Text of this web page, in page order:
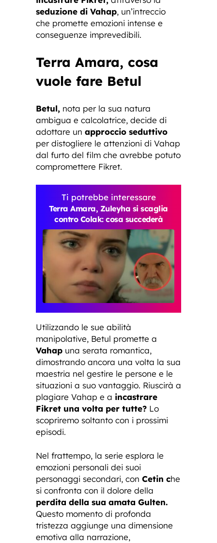
seduzione di Vahap, un’intreccio
che promette emozioni intense e
conseguenze imprevedibili.
Terra Amara, cosa
vuole fare Betul
Betul, nota per la sua natura
ambigua e calcolatrice, decide di
adottare un approccio seduttivo
per distogliere le attenzioni di Vahap
dal furto del film che avrebbe potuto
compromettere Fikret.
Ti potrebbe interessare
Terra Amara, Zuleyha si scaglia
contro Colak: cosa succederà
Utilizzando le sue abilità
manipolative, Betul promette a
Vahap una serata romantica,
dimostrando ancora una volta la sua
maestria nel gestire le persone e le
situazioni a suo vantaggio. Riuscirà a
plagiare Vahap e a incastrare
Fikret una volta per tutte? Lo
scopriremo soltanto con i prossimi
episodi.
Nel frattempo, la serie esplora le
emozioni personali dei suoi
personaggi secondari, con Cetin che
si confronta con il dolore della
perdita della sua amata Gulten.
Questo momento di profonda
tristezza aggiunge una dimensione
emotiva alla narrazione,